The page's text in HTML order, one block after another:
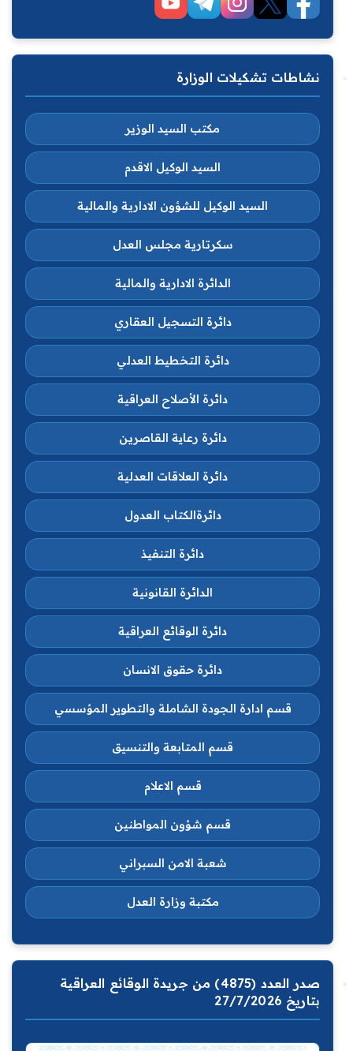
نشاطات تشكيلات الوزارة
مكتب السيد الوزير
السيد الوكيل الاقدم
السيد الوكيل للشؤون الادارية والمالية
سكرتارية مجلس العدل
الدائرة الادارية والمالية
دائرة التسجيل العقاري
دائرة التخطيط العدلي
دائرة الأصلاح العراقية
دائرة رعاية القاصرين
دائرة العلاقات العدلية
دائرةالكتاب العدول
دائرة التنفيذ
الدائرة القانونية
دائرة الوقائع العراقية
دائرة حقوق الانسان
قسم ادارة الجودة الشاملة والتطوير المؤسسي
قسم المتابعة والتنسيق
قسم الاعلام
قسم شؤون المواطنين
شعبة الامن السبراني
مكتبة وزارة العدل
صدر العدد (4875) من جريدة الوقائع العراقية
بتاريخ 27/7/2026